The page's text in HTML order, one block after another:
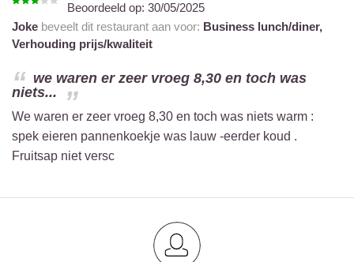
Beoordeeld op: 30/05/2025
Joke beveelt dit restaurant aan voor: Business lunch/diner,
Verhouding prijs/kwaliteit
we waren er zeer vroeg 8,30 en toch was
niets...
We waren er zeer vroeg 8,30 en toch was niets warm :
spek eieren pannenkoekje was lauw -eerder koud .
Fruitsap niet versc